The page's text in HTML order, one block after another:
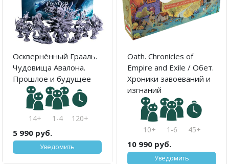
Осквернённый Грааль.
Чудовища Авалона.
Прошлое и будущее
14+ 1-4 120+
5 990 руб.
Уведомить
Oath. Chronicles of
Empire and Exile / Обет.
Хроники завоеваний и
изгнаний
10+ 1-6 45+
10 990 руб.
Уведомить